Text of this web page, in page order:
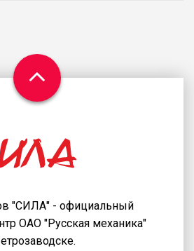
"СИЛА" - официальный
ОАО "Русская механика"